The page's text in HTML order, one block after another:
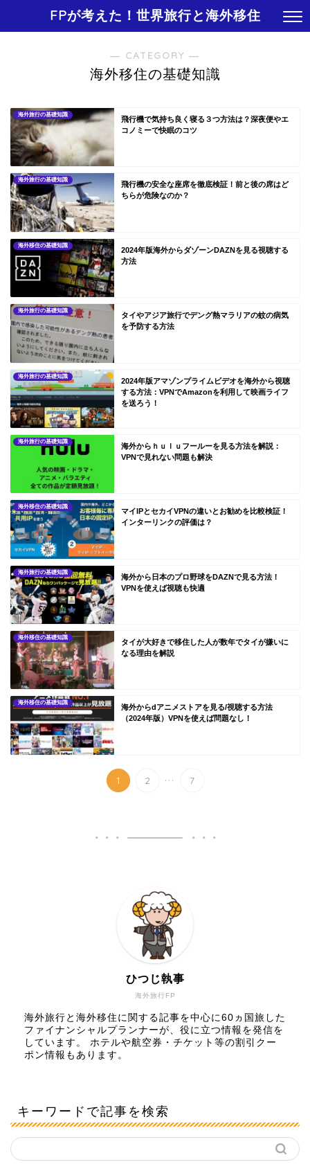
FPが考えた！世界旅行と海外移住
― CATEGORY ―
海外移住の基礎知識
海外旅行の基礎知識
飛行機で気持ち良く寝る３つ方法は？深夜便やエ
コノミーで快眠のコツ
海外旅行の基礎知識
飛行機の安全な座席を徹底検証！前と後の席はど
ちらが危険なのか？
海外移住の基礎知識
2024年版海外からダゾーンDAZNを見る視聴する
方法
海外旅行の基礎知識
タイやアジア旅行でデング熱マラリアの蚊の病気
を予防する方法
海外旅行の基礎知識
2024年版アマゾンプライムビデオを海外から視聴
する方法：VPNでAmazonを利用して映画ライフ
を送ろう！
海外旅行の基礎知識
海外からｈｕｌｕフールーを見る方法を解説：
VPNで見れない問題も解決
海外移住の基礎知識
マイIPとセカイVPNの違いとお勧めを比較検証！
インターリンクの評価は？
海外旅行の基礎知識
海外から日本のプロ野球をDAZNで見る方法！
VPNを使えば視聴も快適
海外移住の基礎知識
タイが大好きで移住した人が数年でタイが嫌いに
なる理由を解説
海外移住の基礎知識
海外からdアニメストアを見る/視聴する方法
（2024年版）VPNを使えば問題なし！
1 2 ... 7
海外旅行FP
ひつじ執事
海外旅行と海外移住に関する記事を中心に60ヵ国旅した
ファイナンシャルプランナーが、役に立つ情報を発信を
しています。 ホテルや航空券・チケット等の割引クー
ポン情報もあります。
キーワードで記事を検索